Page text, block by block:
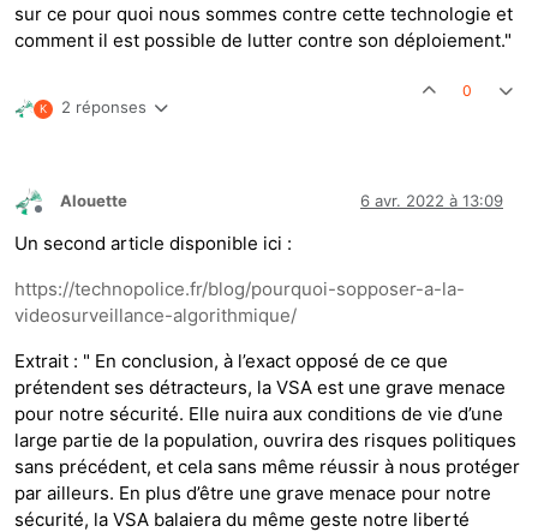
sur ce pour quoi nous sommes contre cette technologie et
comment il est possible de lutter contre son déploiement."
K 2 réponses
0
Hors-ligne
Alouette 6 avr. 2022 à 13:09
Un second article disponible ici :
https://technopolice.fr/blog/pourquoi-sopposer-a-la-
videosurveillance-algorithmique/
Extrait : " En conclusion, à l’exact opposé de ce que
prétendent ses détracteurs, la VSA est une grave menace
pour notre sécurité. Elle nuira aux conditions de vie d’une
large partie de la population, ouvrira des risques politiques
sans précédent, et cela sans même réussir à nous protéger
par ailleurs. En plus d’être une grave menace pour notre
sécurité, la VSA balaiera du même geste notre liberté